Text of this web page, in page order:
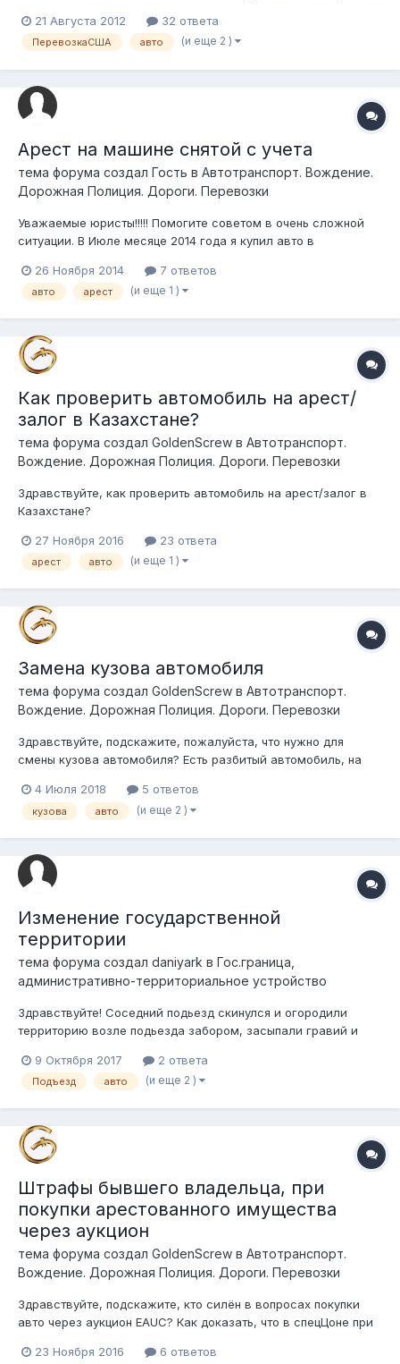
Есть ли разница в уплате таможенных пошлин, налогов в
отношении автомобиля для личного пользования и для
21 Августа 2012 32 ответа
ПеревозкаСША авто (и еще 2 )
Арест на машине снятой с учета
тема форума создал Гость в Автотранспорт. Вождение.
Дорожная Полиция. Дороги. Перевозки
Уважаемые юристы!!!!! Помогите советом в очень сложной
ситуации. В Июле месяце 2014 года я купил авто в
присутствии снял машину с учета и я поставив машину на
транзитный номер благополучно перегнал ее в Алматы. Где
26 Ноября 2014 7 ответов
авто арест (и еще 1 )
Как проверить автомобиль на арест/
залог в Казахстане?
тема форума создал GoldenScrew в Автотранспорт.
Вождение. Дорожная Полиция. Дороги. Перевозки
Здравствуйте, как проверить автомобиль на арест/залог в
Казахстане?
27 Ноября 2016 23 ответа
арест авто (и еще 1 )
Замена кузова автомобиля
тема форума создал GoldenScrew в Автотранспорт.
Вождение. Дорожная Полиция. Дороги. Перевозки
Здравствуйте, подскажите, пожалуйста, что нужно для
смены кузова автомобиля? Есть разбитый автомобиль, на
такого же года, той же марки, смогу ли Я сделать замену
кузова, какие документы для этого нужны, желательно с
4 Июля 2018 5 ответов
кузова авто (и еще 2 )
Изменение государственной
территории
тема форума создал daniyark в Гос.граница,
административно-территориальное устройство
Здравствуйте! Соседний подьезд скинулся и огородили
территорию возле подьезда забором, засыпали гравий и
машину на их «парковке» и мне кто-то ее пацарапал острым
предметом. Летом они поставили шлагбаум, но убрали
9 Октября 2017 2 ответа
Подъезд авто (и еще 2 )
Штрафы бывшего владельца, при
покупки арестованного имущества
через аукцион
тема форума создал GoldenScrew в Автотранспорт.
Вождение. Дорожная Полиция. Дороги. Перевозки
Здравствуйте, подскажите, кто силён в вопросах покупки
авто через аукцион EAUC? Как доказать, что в спецЦоне при
продажи, составленного на основании протокола об итогах
23 Ноября 2016 6 ответов